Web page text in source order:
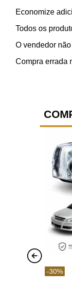
Economize
Todos os
O vendedor
Compra errada
-30%